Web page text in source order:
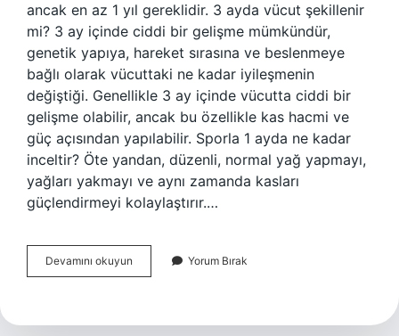
ancak en az 1 yıl gereklidir. 3 ayda vücut şekillenir
mi? 3 ay içinde ciddi bir gelişme mümkündür,
genetik yapıya, hareket sırasına ve beslenmeye
bağlı olarak vücuttaki ne kadar iyileşmenin
değiştiği. Genellikle 3 ay içinde vücutta ciddi bir
gelişme olabilir, ancak bu özellikle kas hacmi ve
güç açısından yapılabilir. Sporla 1 ayda ne kadar
inceltir? Öte yandan, düzenli, normal yağ yapmayı,
yağları yakmayı ve aynı zamanda kasları
güçlendirmeyi kolaylaştırır.…
Devamını okuyun
Kaç
Yorum Bırak